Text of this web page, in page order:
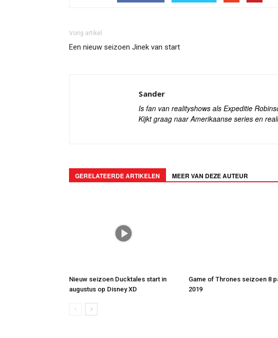
Vorig artikel
Een nieuw seizoen Jinek van start
Sander
Is fan van realityshows als Expeditie
Kijkt graag naar Amerikaanse series en
GERELATEERDE ARTIKELEN MEER VAN DEZE AUTEUR
Nieuw seizoen Ducktales start in
augustus op Disney XD
Game of Thrones seizoen 8
2019